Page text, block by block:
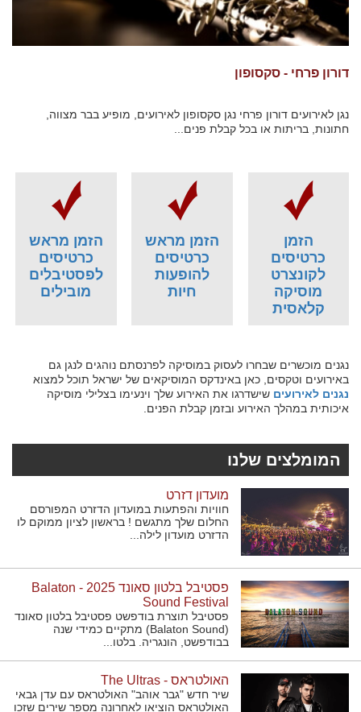
דורון פרחי - סקסופון
נגן לאירועים דורון פרחי נגן סקסופון לאירועים, מופיע בבר מצווה,
חתונות, בריתות או בכל קבלת פנים...
הזמן
כרטיסים
לקונצרט
מוסיקה
קלאסית
הזמן מראש
כרטיסים
להופעות
חיות
הזמן מראש
כרטיסים
לפסטיבלים
מובילים
נגנים מוכשרים שבחרו לעסוק במוסיקה לפרנסתם נוהגים לנגן גם
באירועים וטקסים, כאן באינדקס המוסיקאים של ישראל תוכל למצוא
נגנים לאירועים שישדרגו את האירוע שלך וינעימו בצלילי מוסיקה
איכותית במהלך האירוע ובזמן קבלת הפנים.
המומלצים שלנו
מועדון דזרט
חוויות והפתעות במועדון הדזרט המפורסם
החלום שלך מתגשם ! בראשון לציון ממוקם לו
הדזרט מועדון לילה...
פסטיבל בלטון סאונד 2025 - Balaton
Sound Festival
פסטיבל תוצרת בודפשט פסטיבל בלטון סאונד
(Balaton Sound) מתקיים כמידי שנה
בבודפשט, הונגריה. בלטו...
האולטראס - The Ultras
שיר חדש "גבר אוהב" האולטראס עם עדן גבאי
האולטראס הוציאו לאחרונה מספר שירים שזכו